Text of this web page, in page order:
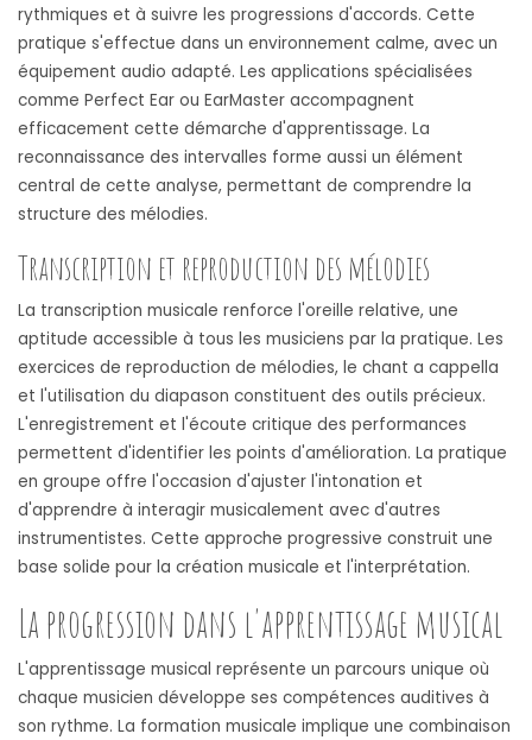
rythmiques et à suivre les progressions d'accords. Cette
pratique s'effectue dans un environnement calme, avec un
équipement audio adapté. Les applications spécialisées
comme Perfect Ear ou EarMaster accompagnent
efficacement cette démarche d'apprentissage. La
reconnaissance des intervalles forme aussi un élément
central de cette analyse, permettant de comprendre la
structure des mélodies.
Transcription et reproduction des mélodies
La transcription musicale renforce l'oreille relative, une
aptitude accessible à tous les musiciens par la pratique. Les
exercices de reproduction de mélodies, le chant a cappella
et l'utilisation du diapason constituent des outils précieux.
L'enregistrement et l'écoute critique des performances
permettent d'identifier les points d'amélioration. La pratique
en groupe offre l'occasion d'ajuster l'intonation et
d'apprendre à interagir musicalement avec d'autres
instrumentistes. Cette approche progressive construit une
base solide pour la création musicale et l'interprétation.
La progression dans l'apprentissage musical
L'apprentissage musical représente un parcours unique où
chaque musicien développe ses compétences auditives à
son rythme. La formation musicale implique une combinaison